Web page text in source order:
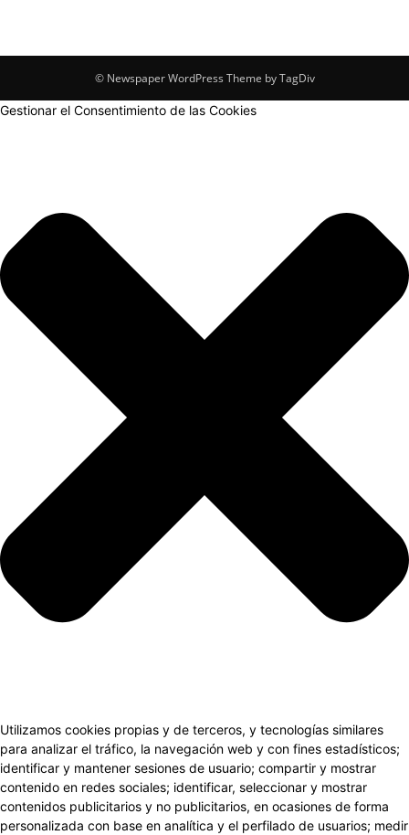
© Newspaper WordPress Theme by TagDiv
Gestionar el Consentimiento de las Cookies
Utilizamos cookies propias y de terceros, y tecnologías similares
para analizar el tráfico, la navegación web y con fines estadísticos;
identificar y mantener sesiones de usuario; compartir y mostrar
contenido en redes sociales; identificar, seleccionar y mostrar
contenidos publicitarios y no publicitarios, en ocasiones de forma
personalizada con base en analítica y el perfilado de usuarios; medir